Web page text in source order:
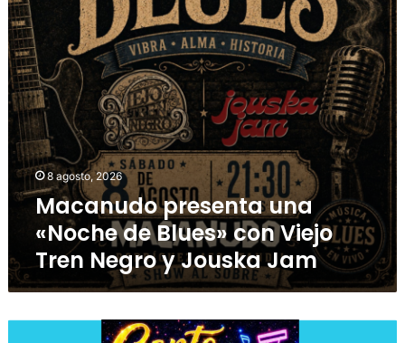
8 agosto, 2026
Macanudo presenta una
«Noche de Blues» con Viejo
Tren Negro y Jouska Jam